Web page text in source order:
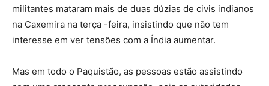
militantes mataram mais de duas dúzias de civis indianos
na Caxemira na terça -feira, insistindo que não tem
interesse em ver tensões com a Índia aumentar.
Mas em todo o Paquistão, as pessoas estão assistindo